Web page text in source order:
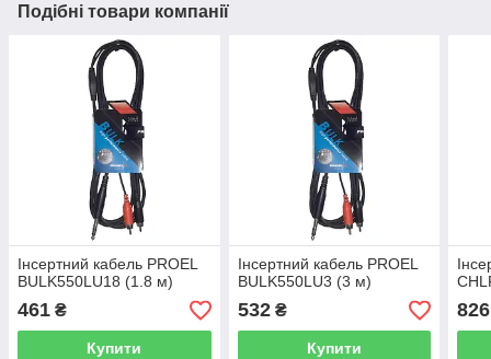
Подібні товари компанії
Інсертний кабель PROEL
BULK550LU18 (1.8 м)
461 ₴
Купити
Інсертний кабель PROEL
BULK550LU3 (3 м)
532₴
Купити
826